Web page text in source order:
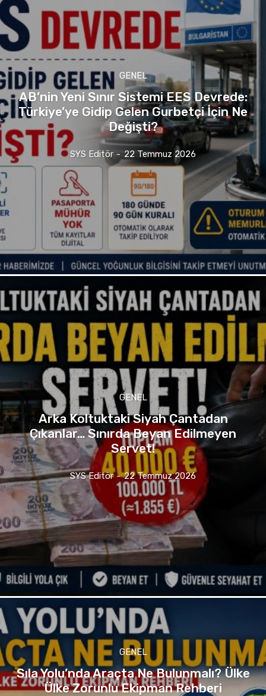
GENEL
AB’nin Yeni Sınır Sistemi EES Devrede:
Türkiye’ye Gidip Gelen Gurbetçi İçin Ne
Değişti?
SYS Editör - 22 Temmuz 2026
GENEL
Arka Koltuktaki Siyah Çantadan
Çıkanlar… Sınırda Beyan Edilmeyen
Servet!
SYS Editör - 22 Temmuz 2026
GENEL
Sıla Yolu’nda Araçta Ne Bulunmalı? Ülke
Ülke Zorunlu Ekipman Rehberi